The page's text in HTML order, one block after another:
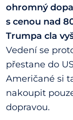
ohromný
s cenou nad
Trumpa cla
Vedení se
přestane do
Američané si
nakoupit
dopravou.